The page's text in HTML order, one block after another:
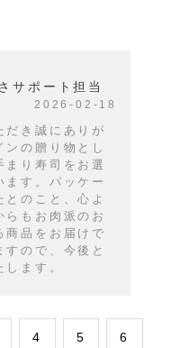
サポート担当
2026-02-18
だき誠にありが
ンの贈り物とし
まり寿司をお選
ます。パッケー
のこと、心よ
らもお肉派のお
商品をお届けで
ので、今後と
ます。
​4 ​5 ​6